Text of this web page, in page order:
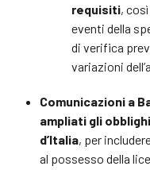
requisiti,
eventi della
di verifica
variazioni
Comunicazioni a
ampliati gli
d’Italia, per
al possesso della